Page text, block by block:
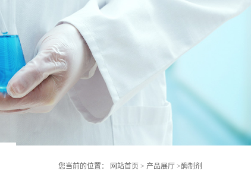
您当前的位置： 网站首页 > 产品展厅 >酶制剂